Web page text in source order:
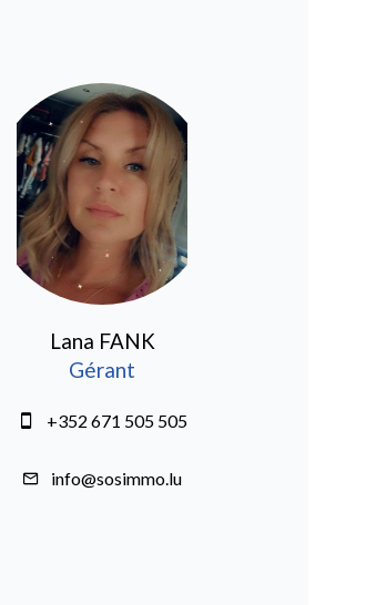
Lana FANK
Gérant
+352 671 505 505
info@sosimmo.lu